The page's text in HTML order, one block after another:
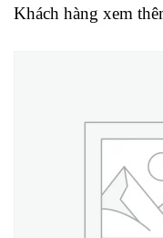
Khách hàng xem